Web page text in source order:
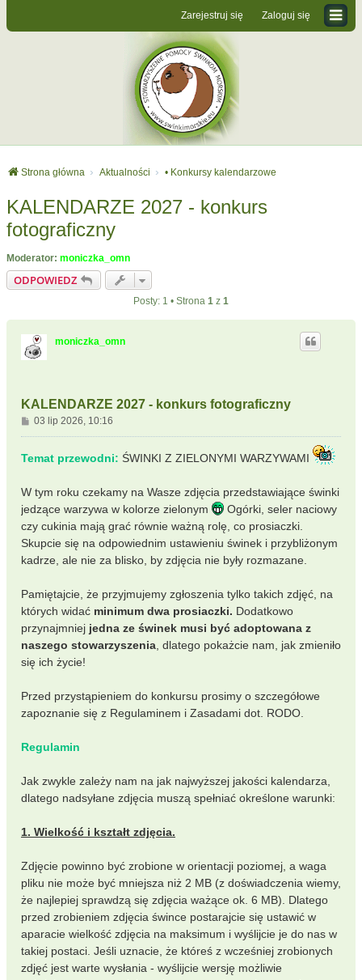
Zaloguj się
Zarejestruj się
Strona główna Aktualności • Konkursy kalendarzowe
KALENDARZE 2027 - konkurs
fotograficzny
Moderator: moniczka_omn
ODPOWIEDZ
Posty: 1 • Strona 1 z 1
moniczka_omn
KALENDARZE 2027 - konkurs fotograficzny
P
o
t
03 lip 2026, 10:16
Temat przewodni: ŚWINKI Z ZIELONYMI WARZYWAMI
W tym roku czekamy na Wasze zdjęcia przedstawiające świnki
jedzące warzywa w kolorze zielonym
Ogórki, seler naciowy
czy cukinia mają grać równie ważną rolę, co prosiaczki.
Skupcie się na odpowiednim ustawieniu świnek i przybliżonym
kadrze, ale nie za blisko, by zdjęcia nie były rozmazane.
Pamiętajcie, że przyjmujemy zgłoszenia tylko takich zdjęć, na
których widać minimum dwa prosiaczki. Dodatkowo
przynajmniej jedna ze świnek musi być adoptowana z
naszego stowarzyszenia , dlatego pokażcie nam, jak zmieniło
się ich życie!
Przed przystąpieniem do konkursu prosimy o szczegółowe
zapoznanie się z Regulaminem i Zasadami dot. RODO.
Regulamin
Jak zwykle zależy nam na jak najwyższej jakości kalendarza,
dlatego nadsyłane zdjęcia muszą spełniać określone warunki:
1. Wielkość i kształt zdjęcia.
Zdjęcie powinno być zrobione w orientacji poziomej, a waga
pliku nie może być mniejsza niż 2 MB (z doświadczenia wiemy,
że najlepiej sprawdzą się zdjęcia ważące ok. 6 MB). Dlatego
przed zrobieniem zdjęcia śwince postarajcie się ustawić w
aparacie wielkość zdjęcia na maksimum i wyślijcie je do nas w
takiej postaci. Jeśli uznacie, że któreś z wcześniej zrobionych
zdjęć jest warte wysłania - wyślijcie wersję możliwie